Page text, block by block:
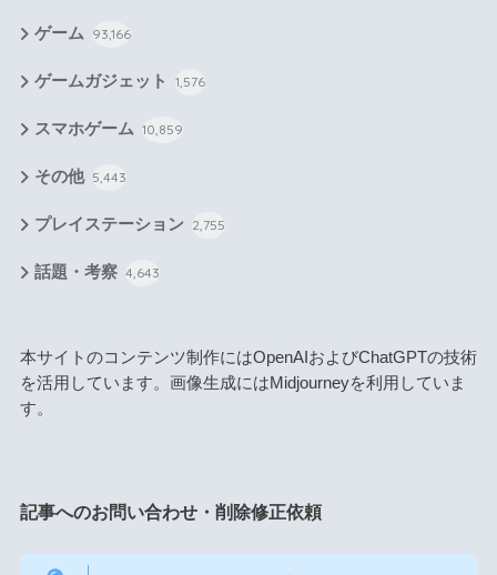
ゲーム 93,166
ゲームガジェット 1,576
スマホゲーム 10,859
その他 5,443
プレイステーション 2,755
話題・考察 4,643
本サイトのコンテンツ制作にはOpenAIおよびChatGPTの技術
を活用しています。画像生成にはMidjourneyを利用していま
す。
記事へのお問い合わせ・削除修正依頼